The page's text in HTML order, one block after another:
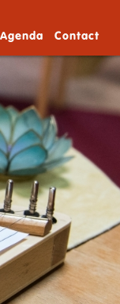
Agenda Contact